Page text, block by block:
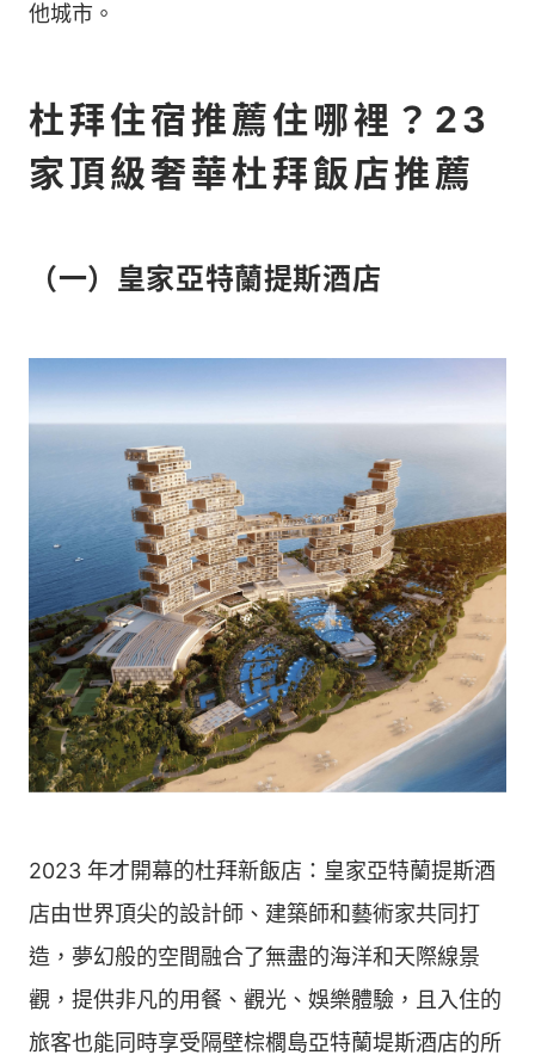
他城市。
杜拜住宿推薦住哪裡？23
家頂級奢華杜拜飯店推薦
（一）皇家亞特蘭提斯酒店
2023 年才開幕的杜拜新飯店：皇家亞特蘭提斯酒
店由世界頂尖的設計師、建築師和藝術家共同打
造，夢幻般的空間融合了無盡的海洋和天際線景
觀，提供非凡的用餐、觀光、娛樂體驗，且入住的
旅客也能同時享受隔壁棕櫚島亞特蘭堤斯酒店的所